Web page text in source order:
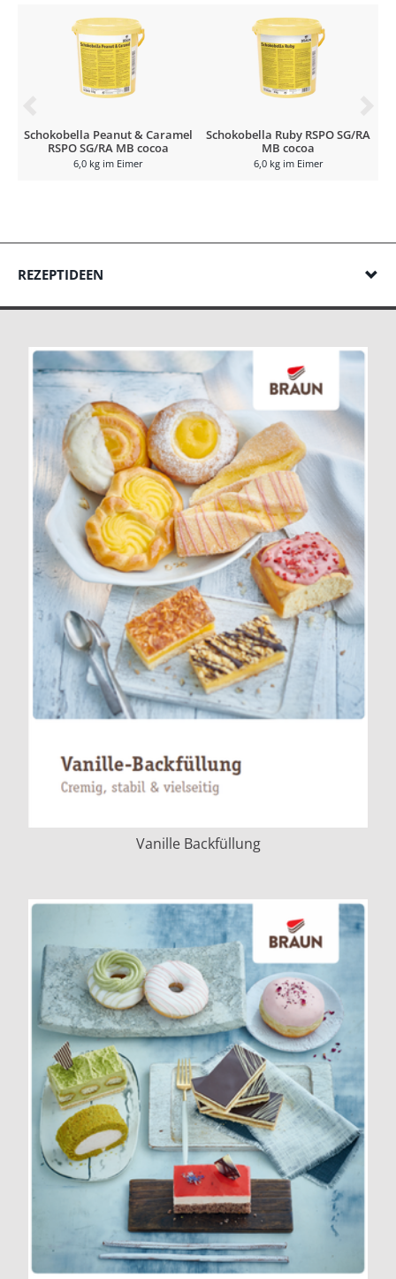
Schokobella Peanut & Caramel
RSPO SG/RA MB cocoa
6,0 kg im Eimer
Schokobella Ruby RSPO SG/RA
MB cocoa
6,0 kg im Eimer
REZEPTIDEEN
Vanille Backfüllung